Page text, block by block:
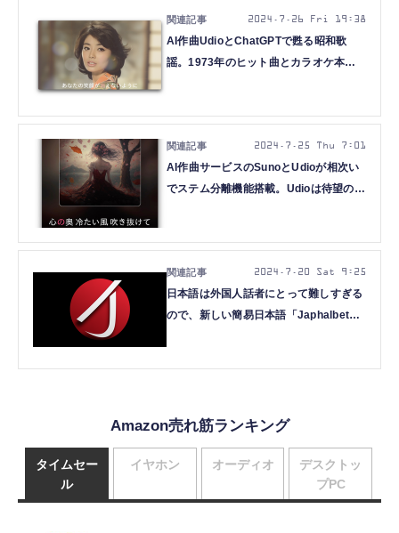
AI作曲UdioとChatGPTで甦る昭和歌
謡。1973年のヒット曲とカラオケ本人
2024.7.26 Fri 19:38
AI作曲サービスのSunoとUdioが相次い
でステム分離機能搭載。Udioは待望の2
2024.7.25 Thu 7:01
日本語は外国人話者にとって難しすぎる
ので、新しい簡易日本語「Japhalbet」
2024.7.20 Sat 9:25
Amazon売れ筋ランキング
タイムセー
ル
イヤホン オーディオ
デスクトッ
プPC